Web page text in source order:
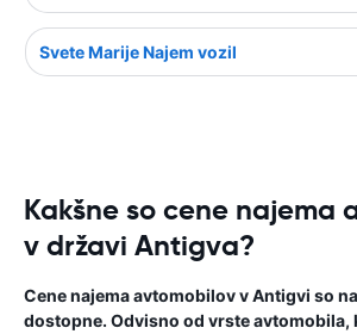
Svete Marije Najem vozil
Kakšne so cene najema
v državi Antigva?
Cene najema avtomobilov v Antigvi so
dostopne. Odvisno od vrste avtomobila,